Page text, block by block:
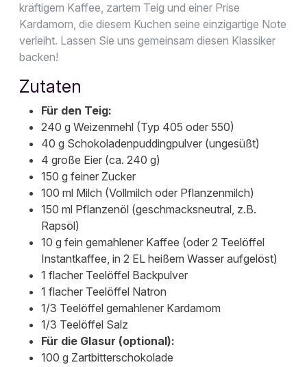
kräftigem Kaffee, zartem Teig und einer Prise
Kardamom, die diesem Kuchen seine einzigartige Note
verleiht. Lassen Sie uns gemeinsam diesen Klassiker
backen!
Zutaten
Für den Teig:
240 g Weizenmehl (Typ 405 oder 550)
40 g Schokoladenpuddingpulver (ungesüßt)
4 große Eier (ca. 240 g)
150 g feiner Zucker
100 ml Milch (Vollmilch oder Pflanzenmilch)
150 ml Pflanzenöl (geschmacksneutral, z.B.
Rapsöl)
10 g fein gemahlener Kaffee (oder 2 Teelöffel
Instantkaffee, in 2 EL heißem Wasser aufgelöst)
1 flacher Teelöffel Backpulver
1 flacher Teelöffel Natron
1/3 Teelöffel gemahlener Kardamom
1/3 Teelöffel Salz
Für die Glasur (optional):
100 g Zartbitterschokolade